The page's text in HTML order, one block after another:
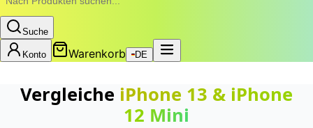
Suche
Konto Warenkorb DE
Vergleiche iPhone 13 & iPhone
12 Mini